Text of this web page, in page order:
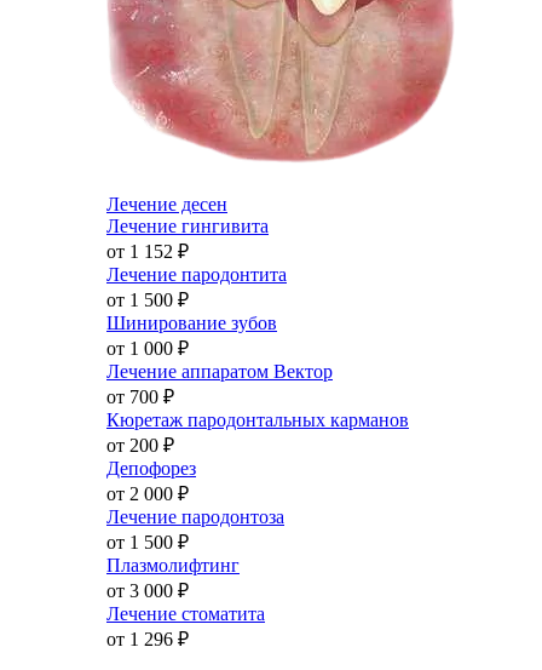
Лечение десен
Лечение гингивита
от 1 152 ₽
Лечение пародонтита
от 1 500 ₽
Шинирование зубов
от 1 000 ₽
Лечение аппаратом Вектор
от 700 ₽
Кюретаж пародонтальных карманов
от 200 ₽
Депофорез
от 2 000 ₽
Лечение пародонтоза
от 1 500 ₽
Плазмолифтинг
от 3 000 ₽
Лечение стоматита
от 1 296 ₽